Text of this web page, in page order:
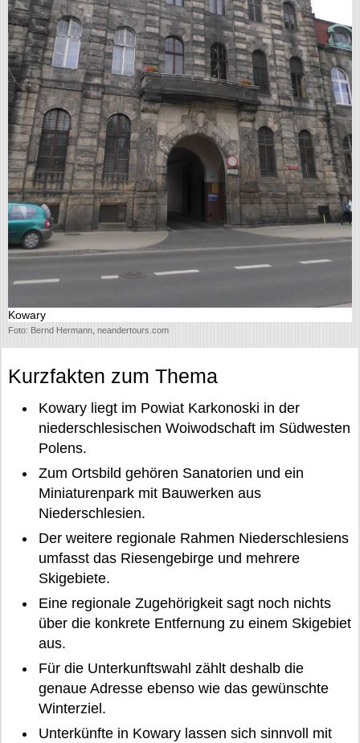
Kowary
Foto: Bernd Hermann, neandertours.com
Kurzfakten zum Thema
Kowary liegt im Powiat Karkonoski in der
niederschlesischen Woiwodschaft im Südwesten
Polens.
Zum Ortsbild gehören Sanatorien und ein
Miniaturenpark mit Bauwerken aus
Niederschlesien.
Der weitere regionale Rahmen Niederschlesiens
umfasst das Riesengebirge und mehrere
Skigebiete.
Eine regionale Zugehörigkeit sagt noch nichts
über die konkrete Entfernung zu einem Skigebiet
aus.
Für die Unterkunftswahl zählt deshalb die
genaue Adresse ebenso wie das gewünschte
Winterziel.
Unterkünfte in Kowary lassen sich sinnvoll mit